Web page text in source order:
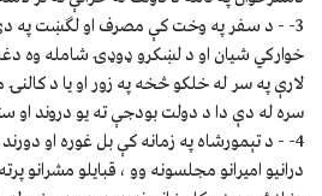
3- - د سفر په وخت كې مصرف او لګښت په دې
خواركي شيان او د لښكرو ډوډۍ شامله وه
لارې په سر له خلكو څخه په زور او يا د كالنۍ
سره له دې دا د دولت بودجې ته يو دروند او
4- - د تېمورشاه په زمانه كې بل غوره او
درانيو اميرانو مجلسونه وو ، قبايلو مشرانو